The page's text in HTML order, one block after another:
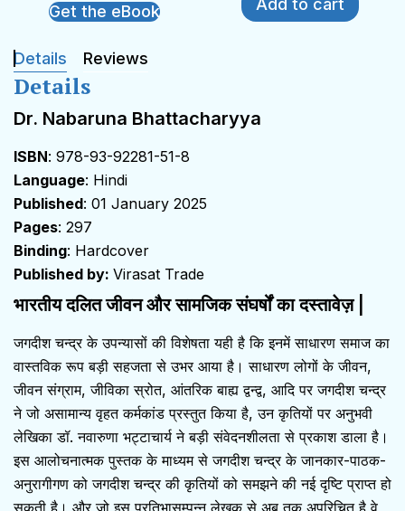
Get the eBook
Details Reviews
Details
Dr. Nabaruna Bhattacharyya
ISBN: 978-93-92281-51-8
Language: Hindi
Published: 01 January 2025
Pages: 297
Binding: Hardcover
Published by: Virasat Trade
भारतीय दलित जीवन और सामजिक संघर्षों का दस्तावेज़ |
जगदीश चन्द्र के उपन्यासों की विशेषता यही है कि इनमें साधारण समाज का
वास्तविक रूप बड़ी सहजता से उभर आया है। साधारण लोगों के जीवन,
जीवन संग्राम, जीविका स्रोत, आंतरिक बाह्य द्वन्द्व, आदि पर जगदीश चन्द्र
ने जो असामान्य वृहत कर्मकांड प्रस्तुत किया है, उन कृतियों पर अनुभवी
लेखिका डॉ. नवारुणा भट्टाचार्य ने बड़ी संवेदनशीलता से प्रकाश डाला है।
इस आलोचनात्मक पुस्तक के माध्यम से जगदीश चन्द्र के जानकार-पाठक-
अनुरागीगण को जगदीश चन्द्र की कृतियों को समझने की नई दृष्टि प्राप्त हो
सकती है। और जो इस प्रतिभासम्पन्न लेखक से अब तक अपरिचित है वे